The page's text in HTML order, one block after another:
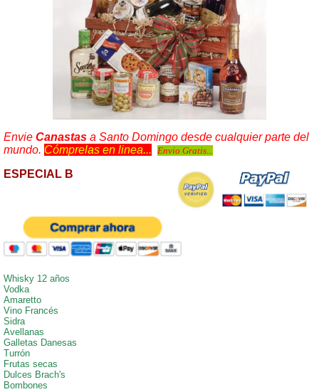
Envie Canastas a Santo Domingo desde cualquier parte del
mundo. Cómprelas en linea... Envio Gratis...
ESPECIAL B
Whisky 12 años
Vodka
Amaretto
Vino Francés
Sidra
Avellanas
Galletas Danesas
Turrón
Frutas secas
Dulces Brach's
Bombones